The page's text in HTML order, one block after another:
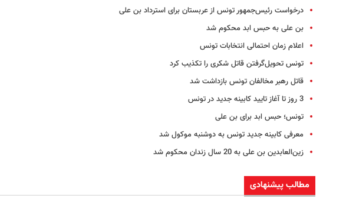
درخواست رئیس‌جمهور تونس از عربستان برای استرداد بن علی
بن علی به حبس ابد محکوم شد
اعلام زمان احتمالی انتخابات تونس
تونس تحویل‌گرفتن قاتل شکری را تکذیب کرد
قاتل رهبر مخالفان تونس بازداشت شد
3 روز تا آغاز تایید کابینه جدید در تونس
تونس؛ حبس ابد برای بن علی
معرفی کابینه جدید تونس به دوشنبه موکول شد
زین‌العابدین بن علی به 20 سال زندان محکوم شد
مطالب پیشنهادی